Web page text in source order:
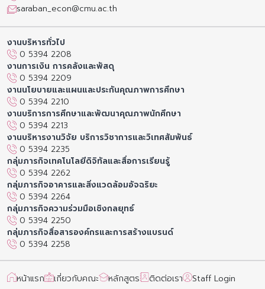
saraban_econ@cmu.ac.th
งานบริหารทั่วไป
0 5394 2208
งานการเงิน การคลังและพัสดุ
0 5394 2209
งานนโยบายและแผนและประกันคุณภาพการศึกษา
0 5394 2210
งานบริการการศึกษาและพัฒนาคุณภาพนักศึกษา
0 5394 2213
งานบริหารงานวิจัย บริการวิชาการและวิเทศสัมพันธ์
0 5394 2235
กลุ่มภารกิจเทคโนโลยีดิจิทัลและสื่อการเรียนรู้
0 5394 2262
กลุ่มภารกิจอาคารและสิ่งแวดล้อมอัจฉริยะ
0 5394 2264
กลุ่มภารกิจความร่วมมือเชิงกลยุทธ์
0 5394 2250
กลุ่มภารกิจสื่อสารองค์กรและการสร้างแบรนด์
0 5394 2258
หน้าแรก เกี่ยวกับคณะ หลักสูตร ติดต่อเรา Staff Login